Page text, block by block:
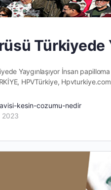
Türkiyede
Yaygınlaşıyor İnsan
HPVTürkiye,
kesin-cozumu-nedir
2023